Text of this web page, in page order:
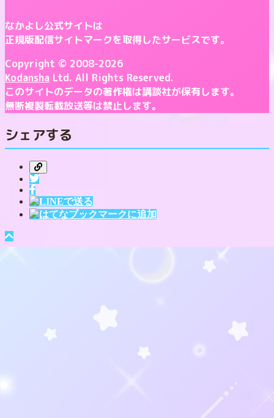
なかよし公式サイトは
正規版配信サイトマークを取得したサービスです。
Copyright © 2008-2026
Kodansha Ltd. All Rights Reserved.
このサイトのデータの著作権は講談社が保有します。
無断複製転載放送等は禁止します。
シェアする